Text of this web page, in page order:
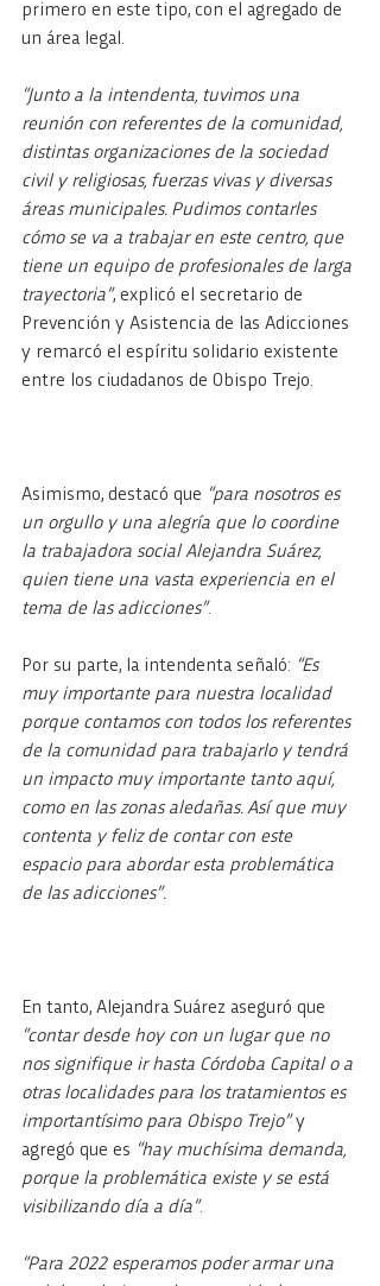
primero en este tipo, con el agregado de
un área legal.
“Junto a la intendenta, tuvimos una
reunión con referentes de la comunidad,
distintas organizaciones de la sociedad
civil y religiosas, fuerzas vivas y diversas
áreas municipales. Pudimos contarles
cómo se va a trabajar en este centro, que
tiene un equipo de profesionales de larga
trayectoria”, explicó el secretario de
Prevención y Asistencia de las Adicciones
y remarcó el espíritu solidario existente
entre los ciudadanos de Obispo Trejo.
Asimismo, destacó que “para nosotros es
un orgullo y una alegría que lo coordine
la trabajadora social Alejandra Suárez,
quien tiene una vasta experiencia en el
tema de las adicciones”.
Por su parte, la intendenta señaló: “Es
muy importante para nuestra localidad
porque contamos con todos los referentes
de la comunidad para trabajarlo y tendrá
un impacto muy importante tanto aquí,
como en las zonas aledañas. Así que muy
contenta y feliz de contar con este
espacio para abordar esta problemática
de las adicciones”.
En tanto, Alejandra Suárez aseguró que
“contar desde hoy con un lugar que no
nos signifique ir hasta Córdoba Capital o a
otras localidades para los tratamientos es
importantísimo para Obispo Trejo” y
agregó que es “hay muchísima demanda,
porque la problemática existe y se está
visibilizando día a día”.
“Para 2022 esperamos poder armar una